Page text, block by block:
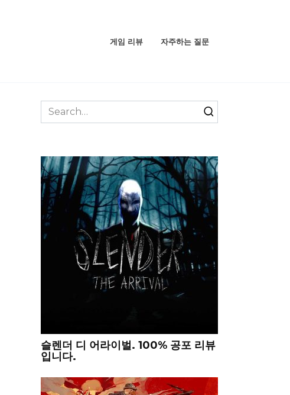
게임 리뷰 자주하는 질문
Search
for:
슬렌더 디 어라이벌. 100% 공포 리뷰
입니다.